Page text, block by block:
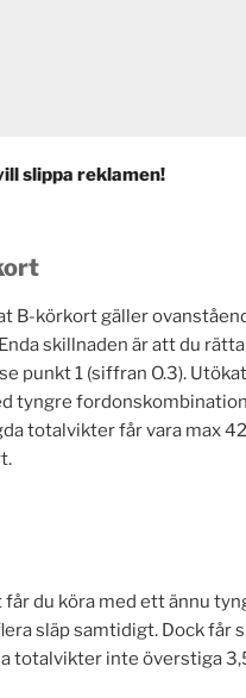
slippa reklamen!
B-körkort gäller
skillnaden är att du
punkt 1 (siffran O.3).
tyngre
totalvikter får vara max
du köra med ett ännu
släp samtidigt. Dock får
totalvikter inte överstiga